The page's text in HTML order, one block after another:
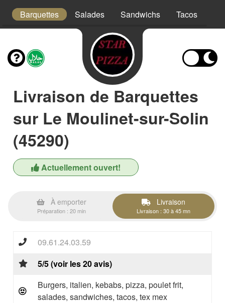
Barquettes Salades Sandwichs Tacos
Livraison de Barquettes
sur Le Moulinet-sur-Solin
(45290)
Actuellement ouvert!
À emporter
Préparation : 20 min
Livraison
Livraison : 30 à 45 mn
09.61.24.03.59
5/5 (voir les 20 avis)
Burgers, italien, kebabs, pizza, poulet frit,
salades, sandwiches, tacos, tex mex